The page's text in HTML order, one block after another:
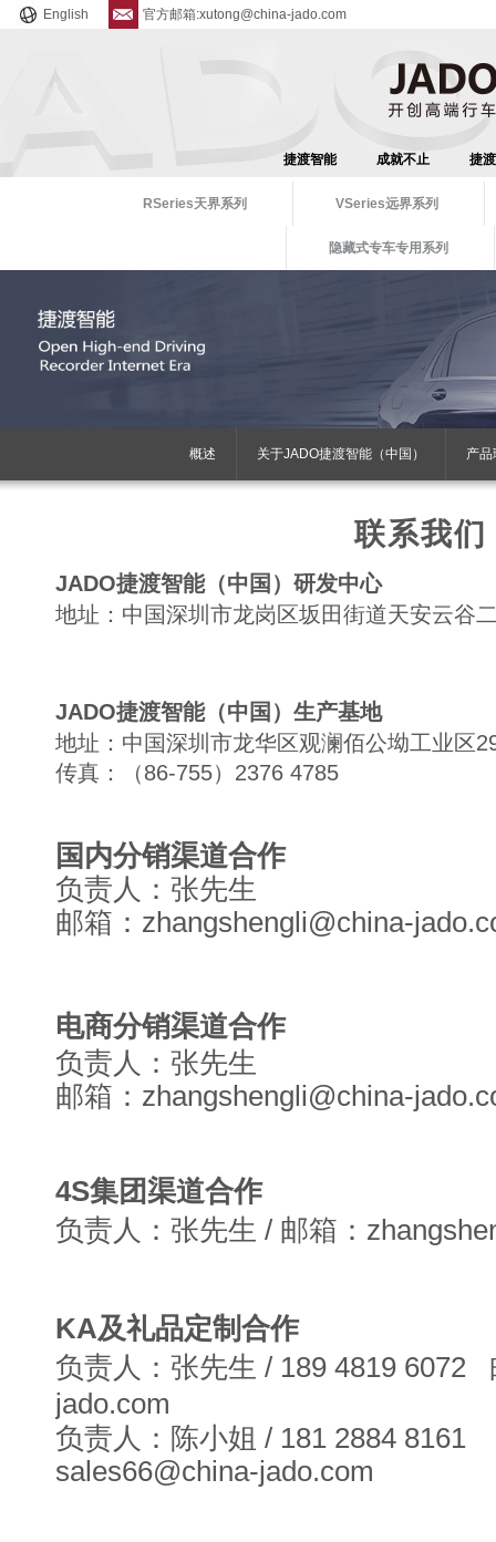
English 官方邮箱:xutong@china-jado.com
捷渡智能 成就不止 捷
RSeries天界系列 VSeries远界系列
隐藏式专车专用系列
概述 关于JADO捷渡智能（中国） 产品
联系我们
JADO捷渡智能（中国）研发中心
地址：中国深圳市龙岗区坂田街道天安云谷
JADO捷渡智能（中国）生产基地
地址：中国深圳市龙华区观澜佰公坳工业区
传真：（86-755）2376 4785
国内分销渠道合作
负责人：张先生
邮箱：zhangshengli@china-
电商分销渠道合作
负责人：张先生
邮箱：zhangshengli@china-
4S集团渠道合作
负责人：张先生 / 邮箱：
KA及礼品定制合作
负责人：张先生 / 189 4819 6072
jado.com
负责人：陈小姐 / 181 2884 8161
sales66@china-jado.com